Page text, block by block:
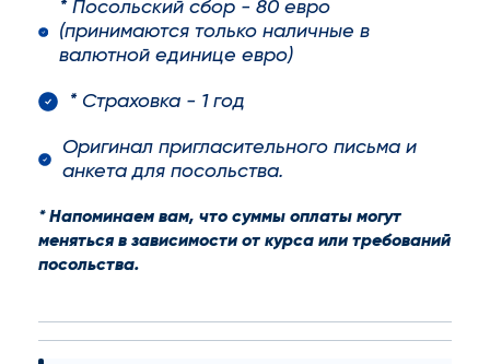
* Посольский сбор - 80 евро
(принимаются только наличные в
валютной единице евро)
* Страховка - 1 год
Оригинал пригласительного письма и
анкета для посольства.
* Напоминаем вам, что суммы оплаты могут
меняться в зависимости от курса или требований
посольства.